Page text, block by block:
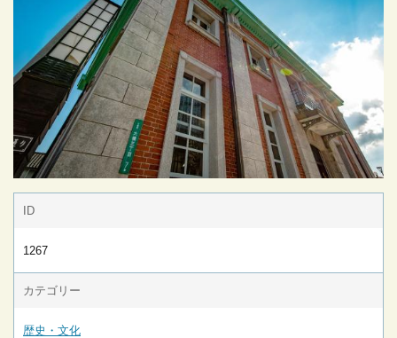
ID
1267
カテゴリー
歴史・文化